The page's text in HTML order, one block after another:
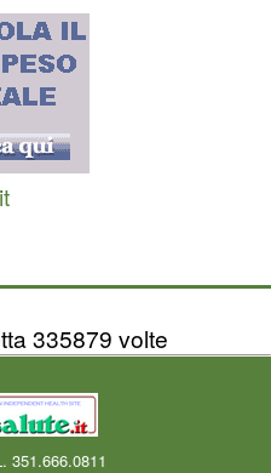
335879 volte
351.666.0811